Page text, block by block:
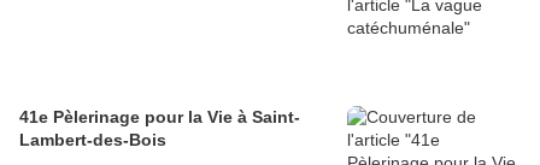
41e Pèlerinage pour la Vie à Saint-
Lambert-des-Bois